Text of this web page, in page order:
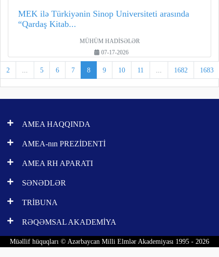
MEK ilə Türkiyənin Sinop Universiteti arasında
“Qardaş Kitab...
MÜHÜM HADİSƏLƏR
07-17-2026
2 ... 5 6 7 8 9 10 11 ... 1682 1683
AMEA HAQQINDA
AMEA-nın PREZİDENTİ
AMEA RH APARATI
SƏNƏDLƏR
TRİBUNA
RƏQƏMSAL AKADEMİYA
Müəllif hüquqları © Azərbaycan Milli Elmlər Akademiyası 1995 - 2026